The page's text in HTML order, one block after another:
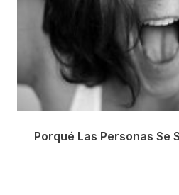
Porqué Las Personas Se